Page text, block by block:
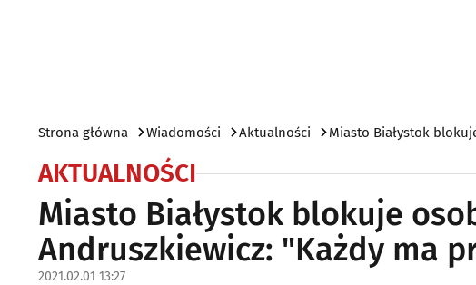
Strona główna Wiadomości Aktualności Miasto Białystok
AKTUALNOŚCI
Miasto Białystok blokuje
Andruszkiewicz: "Każdy ma
2021.02.01 13:27